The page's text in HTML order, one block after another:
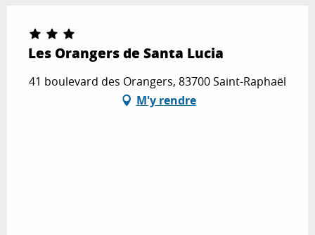
Les Orangers de Santa Lucia
41 boulevard des Orangers, 83700 Saint-Raphaël
M'y rendre